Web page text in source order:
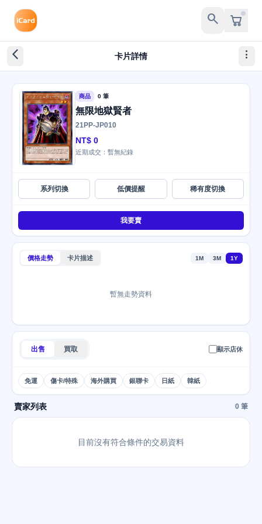
search
arrow_back_ios_new 卡片詳情 more_vert
商品 0 筆
無限地獄賢者
21PP-JP010
NT$ 0
近期成交：暫無紀錄
系列切換 低價提醒 稀有度切換
我要賣
價格走勢 卡片描述 1M 3M 1Y
暫無走勢資料
出售 買取 顯示店休
免運 傷卡/特殊 海外購買 銀聯卡 日紙 韓紙
賣家列表 0 筆
目前沒有符合條件的交易資料